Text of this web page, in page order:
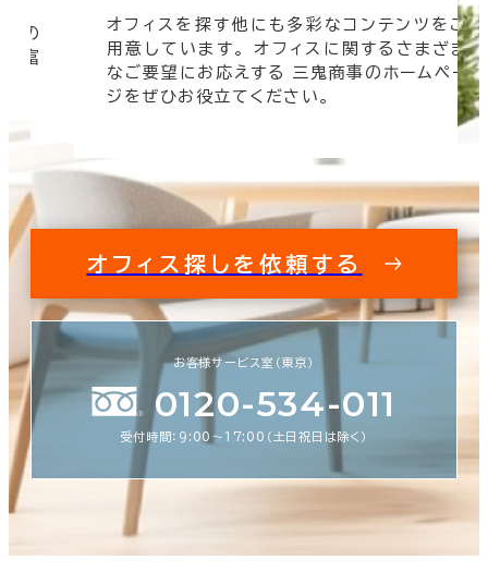
の
豊富
オフィスを探す他にも多彩なコンテンツをご
用意しています。 オフィスに関するさまざま
なご要望にお応えする 三鬼商事のホームペー
ジをぜひお役立てください。
オフィス探しを依頼する
お客様サービス室（東京）
0120-534-011
受付時間：9:00〜17:00（土日祝日は除く）